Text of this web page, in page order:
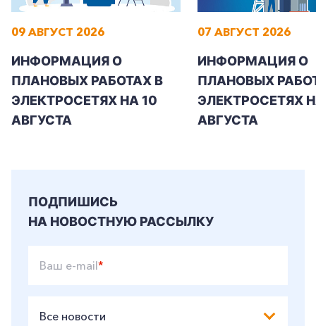
09 АВГУСТ 2026
ИНФОРМАЦИЯ О
ПЛАНОВЫХ РАБОТАХ В
ЭЛЕКТРОСЕТЯХ НА 10
АВГУСТА
07 АВГУСТ 2026
ИНФОРМАЦИЯ О
ПЛАНОВЫХ
ЭЛЕКТРОСЕТЯХ
АВГУСТА
ПОДПИШИСЬ
НА НОВОСТНУЮ РАССЫЛКУ
Ваш e-mail*
Все новости